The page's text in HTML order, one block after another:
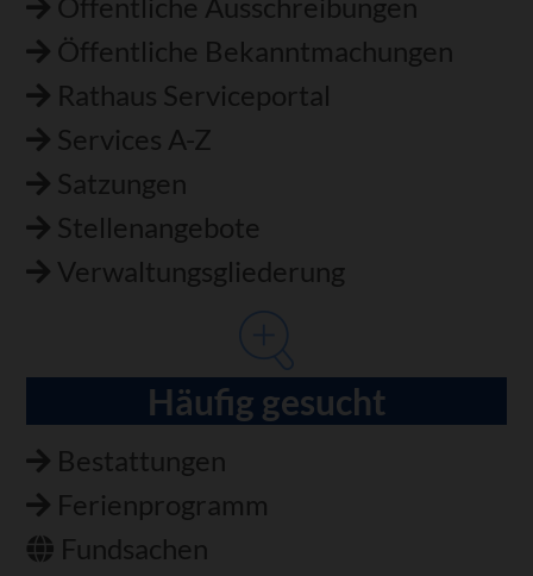
Öffentliche Ausschreibungen
Öffentliche Bekanntmachungen
Rathaus Serviceportal
Services A-Z
Satzungen
Stellenangebote
Verwaltungsgliederung
Häufig gesucht
Bestattungen
Ferienprogramm
Fundsachen